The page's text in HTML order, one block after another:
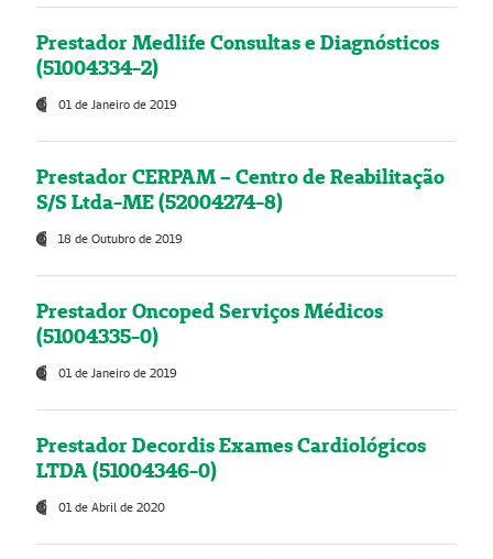
Prestador Medlife Consultas e Diagnósticos
(51004334-2)
01 de Janeiro de 2019
Prestador CERPAM – Centro de Reabilitação
S/S Ltda-ME (52004274-8)
18 de Outubro de 2019
Prestador Oncoped Serviços Médicos
(51004335-0)
01 de Janeiro de 2019
Prestador Decordis Exames Cardiológicos
LTDA (51004346-0)
01 de Abril de 2020